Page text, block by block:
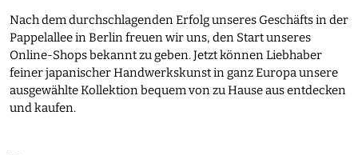
Nach dem durchschlagenden Erfolg unseres Geschäfts in der
Pappelallee in Berlin freuen wir uns, den Start unseres
Online-Shops bekannt zu geben. Jetzt können Liebhaber
feiner japanischer Handwerkskunst in ganz Europa unsere
ausgewählte Kollektion bequem von zu Hause aus entdecken
und kaufen.